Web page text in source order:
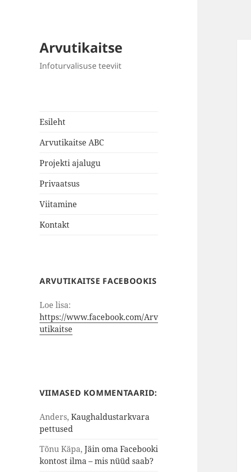
Arvutikaitse
Infoturvalisuse teeviit
Esileht
Arvutikaitse ABC
Projekti ajalugu
Privaatsus
Viitamine
Kontakt
ARVUTIKAITSE FACEBOOKIS
Loe lisa:
https://www.facebook.com/Arv
utikaitse
VIIMASED KOMMENTAARID:
Anders,Kaughaldustarkvara
pettused
Tõnu Käpa,Jäin oma Facebooki
kontost ilma – mis nüüd saab?